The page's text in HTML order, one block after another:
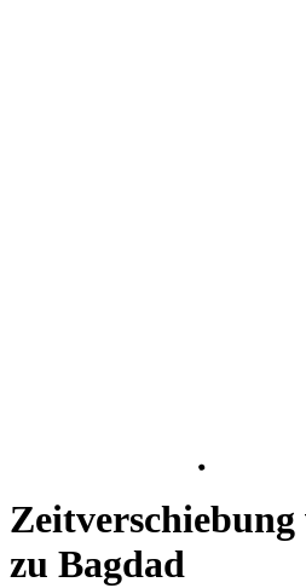
zu Bagdad